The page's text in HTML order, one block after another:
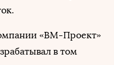
«ВМ-Проект»
в том